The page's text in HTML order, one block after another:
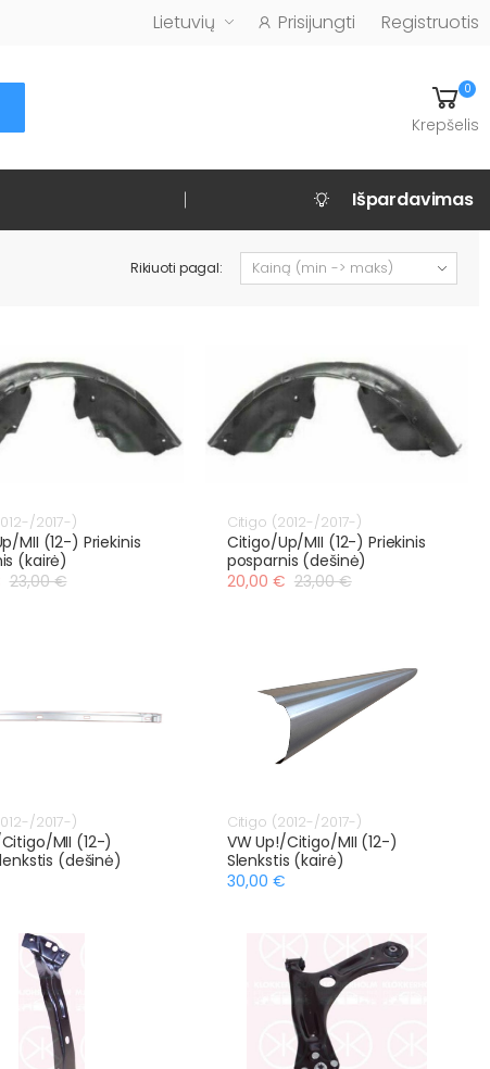
Lietuvių Prisijungti Registruotis
0
Krepšelis
Išpardavimas
Rikiuoti pagal:
2017-)
MII (12-) Priekinis
(kairė)
23,00 €
Citigo (2012-/2017-)
Citigo/Up/MII (12-) Priekinis
posparnis (dešinė)
20,00 € 23,00 €
2017-)
MII (12-)
(dešinė)
Citigo (2012-/2017-)
VW Up!/Citigo/MII (12-)
Slenkstis (kairė)
30,00 €